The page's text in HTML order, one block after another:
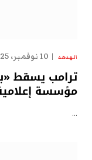
الهدهد 10 نوفمبر، 2025
ترامب يسقط
مؤسسة
…